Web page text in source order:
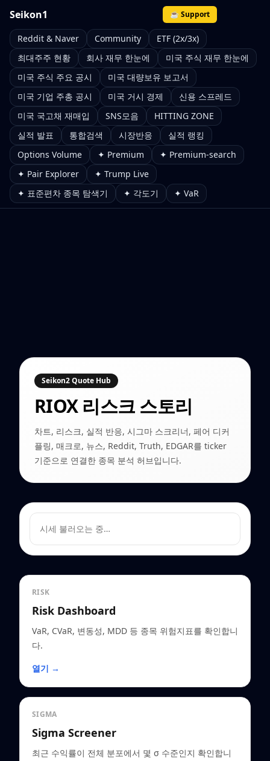
Seikon1 ☕ Support
Reddit & Naver Community
ETF (2x/3x)
최대주주 현황
회사 재무 한눈에
미국 주식 재무 한눈에
미국 주식 주요 공시
미국 대량보유 보고서
미국 기업 주총 공시
미국 거시 경제
신용 스프레드
미국 국고채 재매입
SNS모음
HITTING ZONE
실적 발표
통합검색 시장반응
실적 랭킹
Options Volume
✦ Premium
✦ Premium-search
✦ Pair Explorer
✦ Trump Live
✦ 표준편차 종목 탐색기
✦ 각도기 ✦ VaR
Seikon2 Quote Hub
RIOX리스크 스토리
차트, 리스크, 실적 반응, 시그마 스크리너, 페어 디커
플링, 매크로, 뉴스, Reddit, Truth, EDGAR를 ticker
기준으로 연결한 종목 분석 허브입니다.
시세 불러오는 중…
RISK
Risk Dashboard
VaR, CVaR, 변동성, MDD 등 종목 위험지표를 확인합니
다.
열기 →
SIGMA
Sigma Screener
최근 수익률이 전체 분포에서 몇 σ 수준인지 확인합니